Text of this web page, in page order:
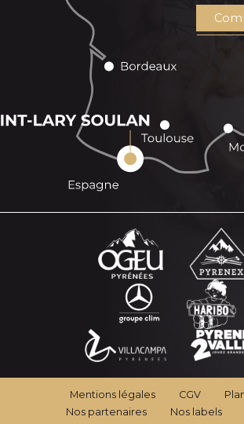
Mentions légales CGV
Nos partenaires
Nos labels